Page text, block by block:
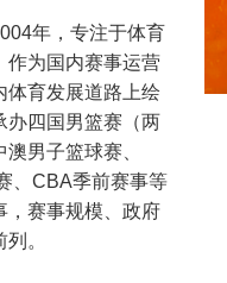
年，专注于体育
作为国内赛事运营
体育发展道路上绘
办四国男篮赛（两
男子篮球赛、
、CBA季前赛事等
，赛事规模、政府
。